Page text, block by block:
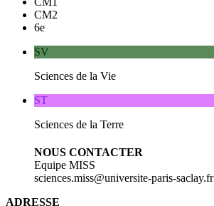
CM2
6e
SV
Sciences de la Vie
ST
Sciences de la Terre
NOUS CONTACTER
Equipe MISS
sciences.miss@universite-paris-saclay.fr
ADRESSE